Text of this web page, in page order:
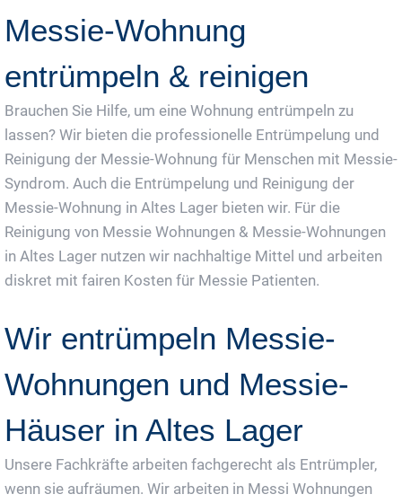
Messie-Wohnung
entrümpeln & reinigen
Brauchen Sie Hilfe, um eine Wohnung entrümpeln zu
lassen? Wir bieten die professionelle Entrümpelung und
Reinigung der Messie-Wohnung für Menschen mit Messie-
Syndrom. Auch die Entrümpelung und Reinigung der
Messie-Wohnung in Altes Lager bieten wir. Für die
Reinigung von Messie Wohnungen & Messie-Wohnungen
in Altes Lager nutzen wir nachhaltige Mittel und arbeiten
diskret mit fairen Kosten für Messie Patienten.
Wir entrümpeln Messie-
Wohnungen und Messie-
Häuser in Altes Lager
Unsere Fachkräfte arbeiten fachgerecht als Entrümpler,
wenn sie aufräumen. Wir arbeiten in Messi Wohnungen